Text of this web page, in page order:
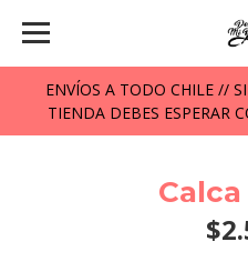
ENVÍOS A TODO CHILE //
TIENDA DEBES ESPERAR